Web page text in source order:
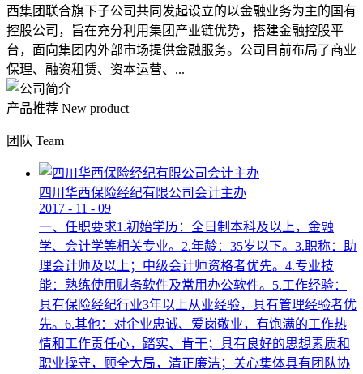
西集团联合旗下子公司共同发起设立的以金融业务为主的国有
控股公司，旨在充分利用集团产业链优势，搭建金融控股平
台，面向集团内外部市场提供金融服务。公司目前布局了商业
保理、融资租赁、资本运营、...
产品推荐 New product
团队 Team
四川华西保险经纪有限公司会计主办
2017 - 11 - 09
一、任职要求1.初始学历：全日制本科及以上，金融
学、会计学等相关专业。2.年龄：35岁以下。3.职称：助
理会计师及以上；中级会计师资格者优先。4.专业技
能：熟练使用财务软件及常用办公软件。5.工作经验：
具有保险经纪行业3年以上从业经验，具有管理经验者优
先。6.其他：对企业忠诚、爱岗敬业，有饱满的工作热
情和工作责任心，踏实、肯干；具有良好的思想素质和
职业操守，顾全大局，清正廉洁；关心集体具有团队协